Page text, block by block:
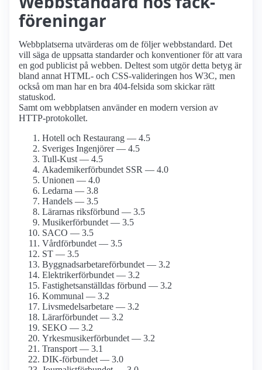
föreningar
Webbplatserna utvärderas om de följer webbstandard. Det
vill säga de uppsatta standarder och konventioner för att vara
en god publicist på webben. Deltest som utgör detta betyg är
bland annat HTML- och CSS-valideringen hos W3C, men
också om man har en bra 404-felsida som skickar rätt
statuskod.
Samt om webbplatsen använder en modern version av
HTTP-protokollet.
Hotell och Restaurang — 4.5
Sveriges Ingenjörer — 4.5
Tull-Kust — 4.5
Akademiker­förbundet SSR — 4.0
Unionen — 4.0
Ledarna — 3.8
Handels — 3.5
Lärarnas riksförbund — 3.5
Musiker­förbundet — 3.5
SACO — 3.5
Vårdförbundet — 3.5
ST — 3.5
Byggnadsarbetare­förbundet — 3.2
Elektriker­förbundet — 3.2
Fastighets­anställdas förbund — 3.2
Kommunal — 3.2
Livsmedels­arbetare — 3.2
Lärarförbundet — 3.2
SEKO — 3.2
Yrkesmusiker­förbundet — 3.2
Transport — 3.1
DIK-förbundet — 3.0